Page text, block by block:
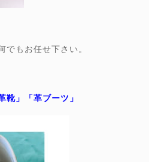
でもお任せ下さい。
」「革ブーツ」